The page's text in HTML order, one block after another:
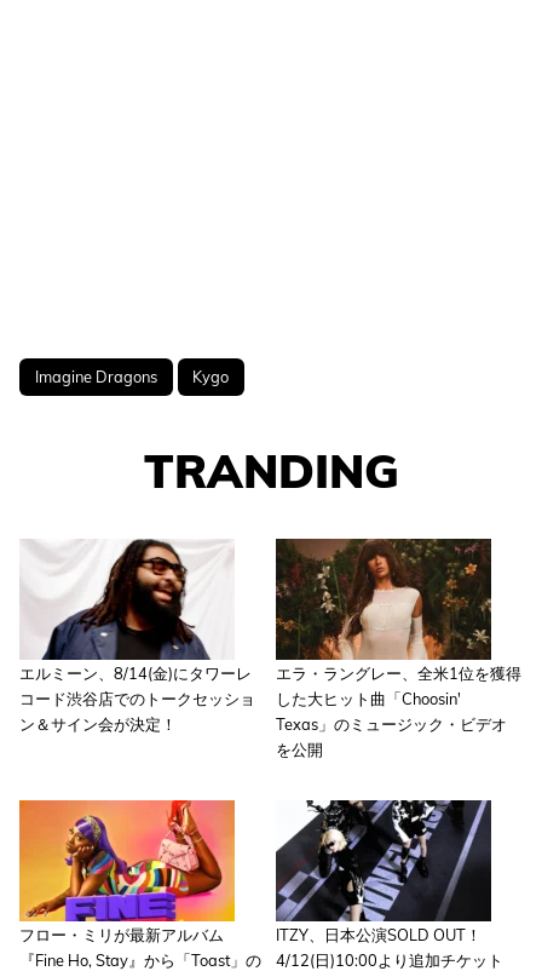
Imagine Dragons Kygo
TRANDING
エルミーン、8/14(金)にタワーレ
コード渋谷店でのトークセッショ
ン＆サイン会が決定！
エラ・ラングレー、全米1位を獲得
した大ヒット曲「Choosin'
Texas」のミュージック・ビデオ
を公開
フロー・ミリが最新アルバム
『Fine Ho, Stay』から「Toast」の
ITZY、日本公演SOLD OUT！
4/12(日)10:00より追加チケット